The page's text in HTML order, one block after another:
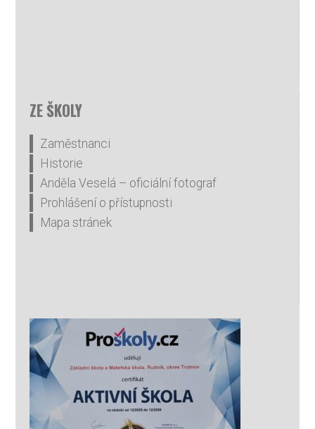
ZE ŠKOLY
Zaměstnanci
Historie
Anděla Veselá – oficiální fotograf
Prohlášení o přístupnosti
Mapa stránek